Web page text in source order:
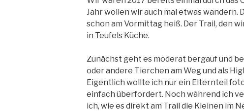
Jahr wollen wir auch mal etwas wandern.
schon am Vormittag heiß. Der Trail, den
in Teufels Küche.
Zunächst geht es moderat bergauf und
oder andere Tierchen am Weg und als
Eigentlich wollte ich nur ein Elternteil
einfach überfordert. Noch während ich
ich, wie es direkt am Trail die Kleinen im